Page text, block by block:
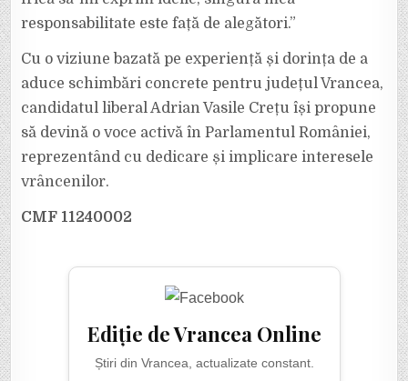
responsabilitate este față de alegători.”
Cu o viziune bazată pe experiență și dorința de a
aduce schimbări concrete pentru județul Vrancea,
candidatul liberal Adrian Vasile Crețu își propune
să devină o voce activă în Parlamentul României,
reprezentând cu dedicare și implicare interesele
vrâncenilor.
CMF 11240002
Ediție de Vrancea Online
Știri din Vrancea, actualizate constant.